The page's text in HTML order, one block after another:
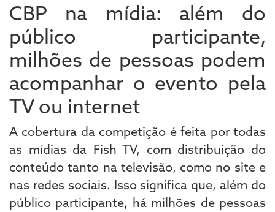
CBP na mídia: além do
público participante,
milhões de pessoas podem
acompanhar o evento pela
TV ou internet
A cobertura da competição é feita por todas
as mídias da Fish TV, com distribuição do
conteúdo tanto na televisão, como no site e
nas redes sociais. Isso significa que, além do
público participante, há milhões de pessoas